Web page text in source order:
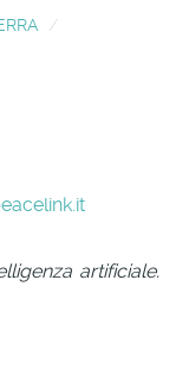
artificiale.